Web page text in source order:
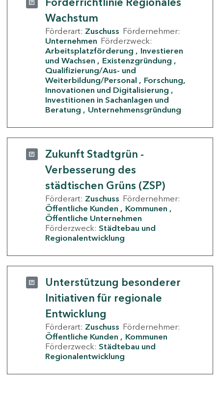
Wachstum
Förderart: Zuschuss Fördernehmer:
Unternehmen Förderzweck:
Arbeitsplatzförderung
Investieren
und Wachsen
Existenzgründung
Qualifizierung/Aus- und
Weiterbildung/Personal
Forschung,
Innovationen und Digitalisierung
Investitionen in Sachanlagen und
Beratung
Unternehmensgründung
Zukunft Stadtgrün -
Verbesserung des
städtischen Grüns (ZSP)
Förderart: Zuschuss Fördernehmer:
Öffentliche Kunden
Kommunen
Öffentliche Unternehmen
Förderzweck: Städtebau und
Regionalentwicklung
Unterstützung besonderer
Initiativen für regionale
Entwicklung
Förderart: Zuschuss Fördernehmer:
Öffentliche Kunden
Kommunen
Förderzweck: Städtebau und
Regionalentwicklung